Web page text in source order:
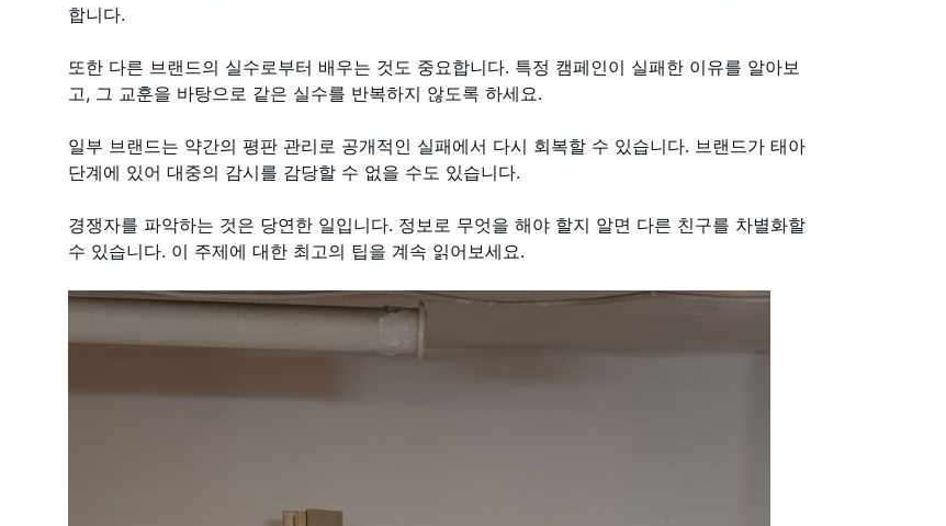
합니다.
또한 다른 브랜드의 실수로부터 배우는 것도 중요합니다. 특정 캠페인이 실패한 이유를 알아보
고, 그 교훈을 바탕으로 같은 실수를 반복하지 않도록 하세요.
일부 브랜드는 약간의 평판 관리로 공개적인 실패에서 다시 회복할 수 있습니다. 브랜드가 태아
단계에 있어 대중의 감시를 감당할 수 없을 수도 있습니다.
경쟁자를 파악하는 것은 당연한 일입니다. 정보로 무엇을 해야 할지 알면 다른 친구를 차별화할
수 있습니다. 이 주제에 대한 최고의 팁을 계속 읽어보세요.